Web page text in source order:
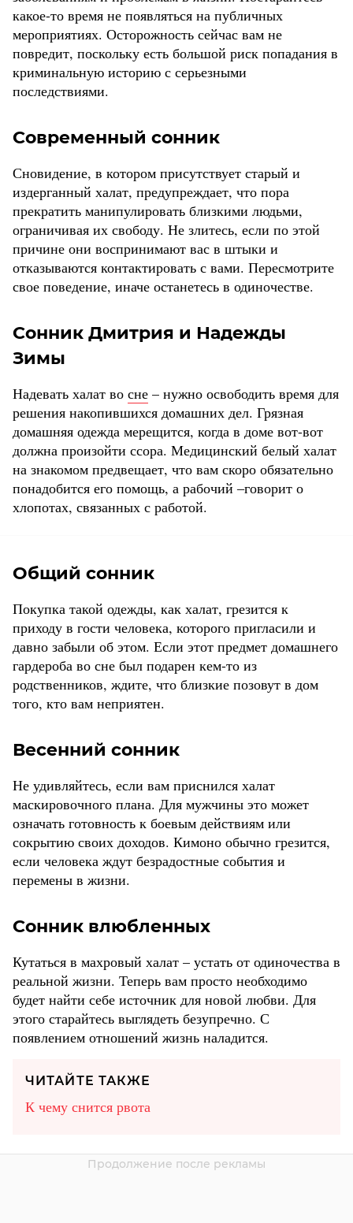
какое-то время не появляться на публичных
мероприятиях. Осторожность сейчас вам не
повредит, поскольку есть большой риск попадания в
криминальную историю с серьезными
последствиями.
Современный сонник
Сновидение, в котором присутствует старый и
издерганный халат, предупреждает, что пора
прекратить манипулировать близкими людьми,
ограничивая их свободу. Не злитесь, если по этой
причине они воспринимают вас в штыки и
отказываются контактировать с вами. Пересмотрите
свое поведение, иначе останетесь в одиночестве.
Сонник Дмитрия и Надежды
Зимы
Надевать халат во сне – нужно освободить время для
решения накопившихся домашних дел. Грязная
домашняя одежда мерещится, когда в доме вот-вот
должна произойти ссора. Медицинский белый халат
на знакомом предвещает, что вам скоро обязательно
понадобится его помощь, а рабочий ‒говорит о
хлопотах, связанных с работой.
Общий сонник
Покупка такой одежды, как халат, грезится к
приходу в гости человека, которого пригласили и
давно забыли об этом. Если этот предмет домашнего
гардероба во сне был подарен кем-то из
родственников, ждите, что близкие позовут в дом
того, кто вам неприятен.
Весенний сонник
Не удивляйтесь, если вам приснился халат
маскировочного плана. Для мужчины это может
означать готовность к боевым действиям или
сокрытию своих доходов. Кимоно обычно грезится,
если человека ждут безрадостные события и
перемены в жизни.
Сонник влюбленных
Кутаться в махровый халат – устать от одиночества в
реальной жизни. Теперь вам просто необходимо
будет найти себе источник для новой любви. Для
этого старайтесь выглядеть безупречно. С
появлением отношений жизнь наладится.
ЧИТАЙТЕ ТАКЖЕ
К чему снится рвота